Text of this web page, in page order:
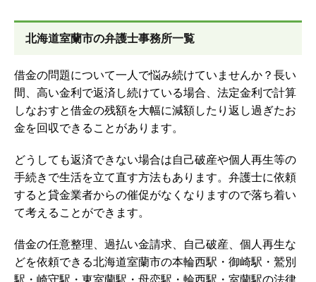
北海道室蘭市の弁護士事務所一覧
借金の問題について一人で悩み続けていませんか？長い
間、高い金利で返済し続けている場合、法定金利で計算
しなおすと借金の残額を大幅に減額したり返し過ぎたお
金を回収できることがあります。
どうしても返済できない場合は自己破産や個人再生等の
手続きで生活を立て直す方法もあります。弁護士に依頼
すると貸金業者からの催促がなくなりますので落ち着い
て考えることができます。
借金の任意整理、過払い金請求、自己破産、個人再生な
どを依頼できる北海道室蘭市の本輪西駅・御崎駅・鷲別
駅・崎守駅・東室蘭駅・母恋駅・輪西駅・室蘭駅の法律